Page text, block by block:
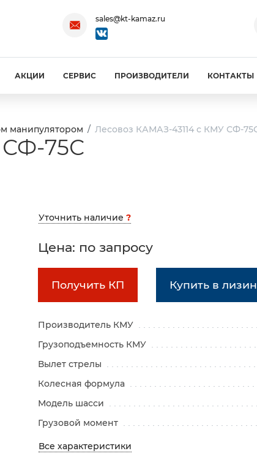
sales@kt-kamaz.ru
АКЦИИ СЕРВИС ПРОИЗВОДИТЕЛИ КОНТАКТЫ
манипулятором Лесовоз КАМАЗ-43114 с КМУ СФ-
75С
Уточнить наличие ?
Цена: по запросу
Получить КП Купить в
Производитель КМУ
Грузоподъемность КМУ
Вылет стрелы
Колесная формула
Модель шасси
Грузовой момент
Все характеристики